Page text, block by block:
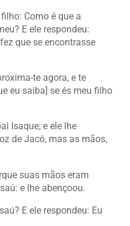
Como é que a
E ele respondeu:
que se encontrasse
te agora, e te
eu saiba] se és meu filho
Isaque; e ele lhe
de Jacó, mas as mãos,
suas mãos eram
e lhe abençoou.
E ele respondeu: Eu